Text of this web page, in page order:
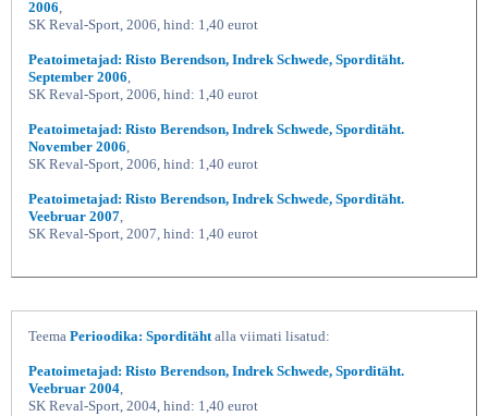
2006
SK Reval-Sport, 2006, hind: 1,40 eurot
Peatoimetajad: Risto Berendson, Indrek Schwede, Sporditäht.
September 2006
SK Reval-Sport, 2006, hind: 1,40 eurot
Peatoimetajad: Risto Berendson, Indrek Schwede, Sporditäht.
November 2006
SK Reval-Sport, 2006, hind: 1,40 eurot
Peatoimetajad: Risto Berendson, Indrek Schwede, Sporditäht.
Veebruar 2007
SK Reval-Sport, 2007, hind: 1,40 eurot
Teema Perioodika: Sporditäht alla viimati lisatud:
Peatoimetajad: Risto Berendson, Indrek Schwede, Sporditäht.
Veebruar 2004
SK Reval-Sport, 2004, hind: 1,40 eurot